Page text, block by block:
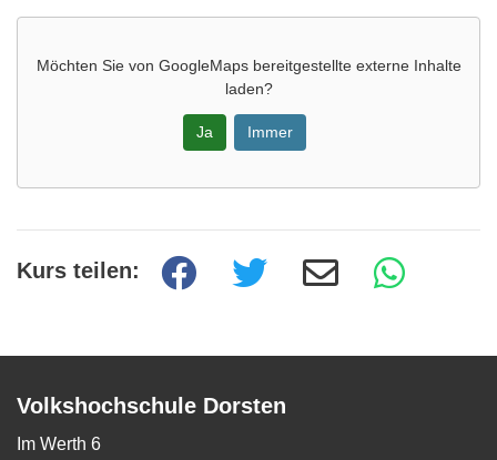
Möchten Sie von GoogleMapsbereitgestellte externe Inhalte
laden?
Ja Immer
Kurs teilen:
Volkshochschule Dorsten
Im Werth 6